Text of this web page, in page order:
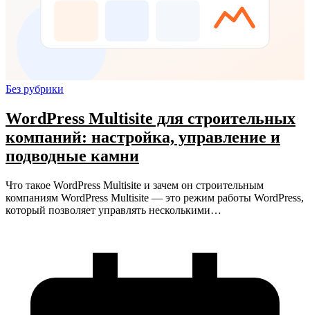
Без рубрики
WordPress Multisite для строительных
компаний: настройка, управление и
подводные камни
Что такое WordPress Multisite и зачем он строительным
компаниям WordPress Multisite — это режим работы WordPress,
который позволяет управлять несколькими…